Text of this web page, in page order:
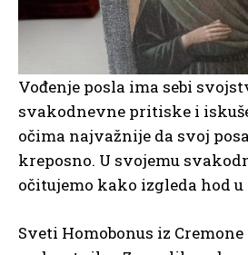
Vođenje posla ima sebi
svakodnevne pritiske i
očima najvažnije da svoj
kreposno. U svojemu
očitujemo kako izgleda hod
Sveti Homobonus iz